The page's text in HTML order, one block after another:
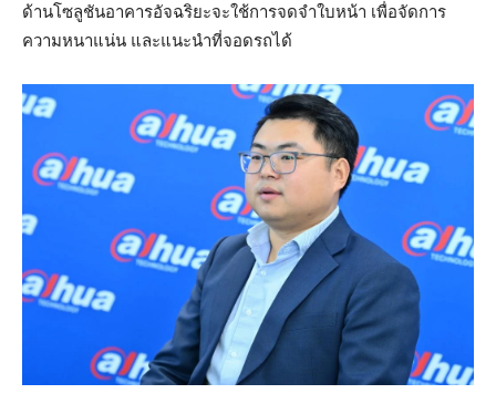
ด้านโซลูชันอาคารอัจฉริยะจะใช้การจดจำใบหน้า เพื่อจัดการ
ความหนาแน่น และแนะนำที่จอดรถได้